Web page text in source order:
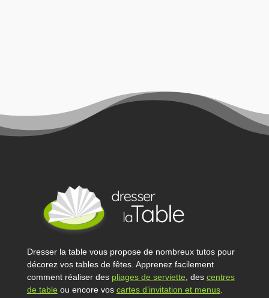
Dresser la table vous propose de nombreux tutos pour
décorez vos tables de fêtes. Apprenez facilement
comment réaliser des pliages de serviette , des centres
de table ou encore vos cartes d’invitation et menus.